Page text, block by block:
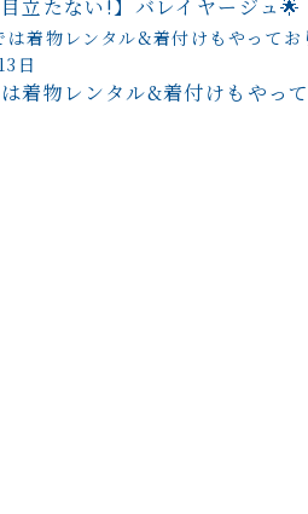
目立たない!】バレイヤージュ🌟
日
着物レンタル&着付けもやっ